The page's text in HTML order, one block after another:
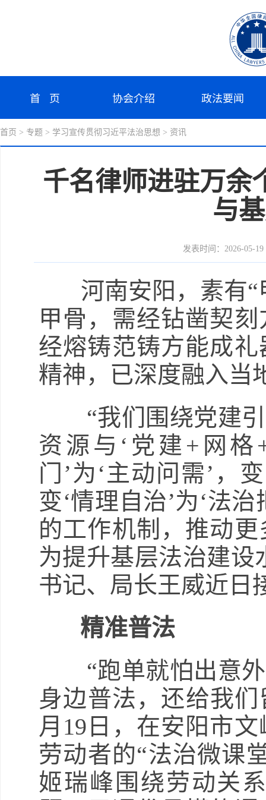
首 页 协会介绍 政法要闻
首页 > 专题 > 学习宣传贯彻习近平法治思想 > 资讯
千名律师进驻万
与
发表时间：2026-05-19
河南安阳，素有“
甲骨，需经钻凿契
经熔铸范铸方能成
精神，已深度融入当
“我们围绕党建引
资源与‘党建+网
门’为‘主动问需’，
变‘情理自治’为‘法
的工作机制，推动
为提升基层法治建设
书记、局长王威近日
精准普法
“跑单就怕出意外
身边普法，还给我
月19日，在安阳市
劳动者的“法治微课
姬瑞峰围绕劳动关